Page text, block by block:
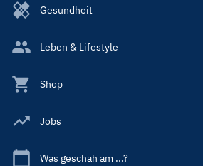
Gesundheit
Leben & Lifestyle
Shop
Jobs
Was geschah am ...?